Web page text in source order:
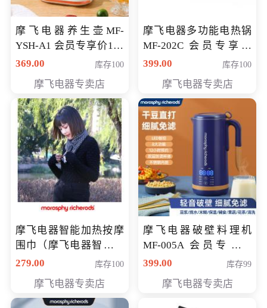
摩飞电器养生壶MF-
YSH-A1 会员专享价198
元
369.00 库存100
摩飞电器专卖店
摩飞电器多功能电热锅
MF-202C 会员专享价
269元
399.00 库存100
摩飞电器专卖店
摩飞电器智能加热按摩
围巾（摩飞电器智能加
热按摩围脖） 会员专享
279.00 库存100
摩飞电器专卖店
摩飞电器破壁料理机
MF-005A 会员专享价
198元
399.00 库存99
摩飞电器专卖店